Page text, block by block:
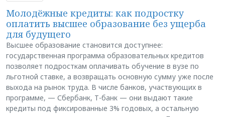
Молодёжные кредиты: как подростку
оплатить высшее образование без ущерба
для будущего
Высшее образование становится доступнее:
государственная программа образовательных кредитов
позволяет подросткам оплачивать обучение в вузе по
льготной ставке, а возвращать основную сумму уже после
выхода на рынок труда. В числе банков, участвующих в
программе, — Сбербанк, Т-банк — они выдают такие
кредиты под фиксированные 3% годовых, а остальную